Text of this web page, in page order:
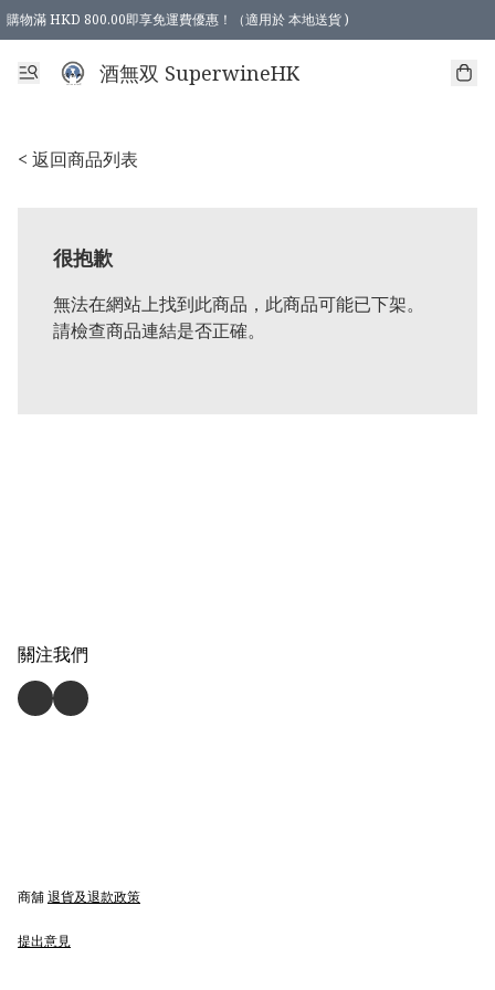
購物滿 HKD 800.00即享免運費優惠！（適用於 本地送貨 )
酒無双 SuperwineHK
< 返回商品列表
很抱歉
無法在網站上找到此商品，此商品可能已下架。
請檢查商品連結是否正確。
關注我們
商舖退貨及退款政策
提出意見